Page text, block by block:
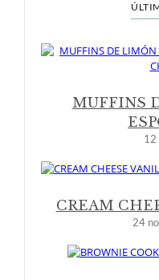
MUFFINS
12
CREAM
24